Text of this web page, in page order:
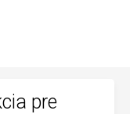
pre